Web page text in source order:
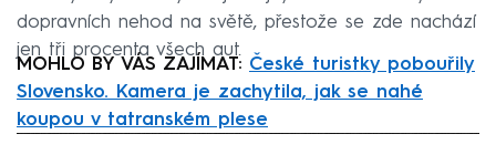
dopravních nehod na světě, přestože se zde nachází
jen tři procenta všech aut.
MOHLO BY VÁS ZAJÍMAT: České turistky pobouřily
Slovensko. Kamera je zachytila, jak se nahé
koupou v tatranském plese